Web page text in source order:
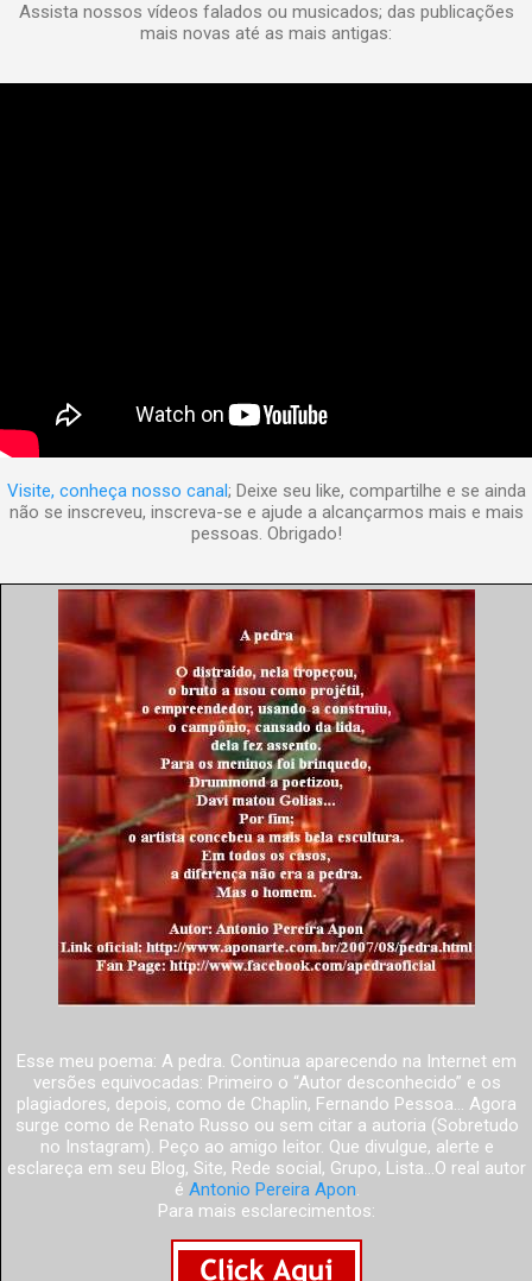
Assista nossos vídeos falados ou musicados; das publicações
mais novas até as mais antigas:
Visite, conheça nosso canal; Deixe seu like, compartilhe e se ainda
não se inscreveu, inscreva-se e ajude a alcançarmos mais e mais
pessoas. Obrigado!
Esse meu poema: A pedra. Continua aparecendo na Internet em
versões equivocadas: Primeiro o “Autor desconhecido” e os
plagiadores, depois, como de Chaplin, Fernando Pessoa... Agora
surge como de Renato Russo ou sem citar a autoria (Sobretudo
no Instagram). Peço ao amigo leitor. Que divulgue, alerte e
esclareça em seu Blog, Site, Rede social, Grupo, Lista...O real autor
é Antonio Pereira Apon.
Para mais esclarecimentos: